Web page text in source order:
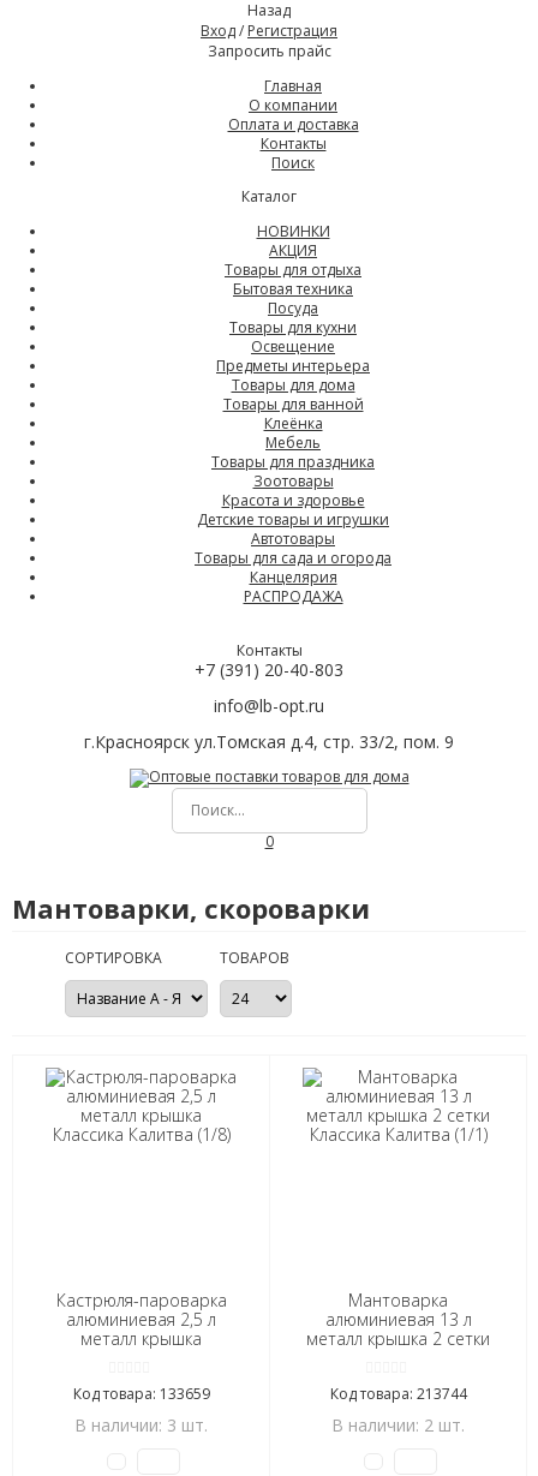
Назад
Вход/ Регистрация
Запросить прайс
Главная
О компании
Оплата и доставка
Контакты
Поиск
Каталог
НОВИНКИ
АКЦИЯ
Товары для отдыха
Бытовая техника
Посуда
Товары для кухни
Освещение
Предметы интерьера
Товары для дома
Товары для ванной
Клеёнка
Мебель
Товары для праздника
Зоотовары
Красота и здоровье
Детские товары и игрушки
Автотовары
Товары для сада и огорода
Канцелярия
РАСПРОДАЖА
Контакты
+7 (391) 20-40-803
info@lb-opt.ru
г.Красноярск ул.Томская д.4, стр. 33/2, пом. 9
0
Мантоварки, скороварки
СОРТИРОВКА ТОВАРОВ
Кастрюля-пароварка
алюминиевая 2,5 л
металл крышка
Код товара: 133659
В наличии: 3 шт.
Мантоварка
алюминиевая 13 л
металл крышка 2 сетки
Код товара: 213744
В наличии: 2 шт.